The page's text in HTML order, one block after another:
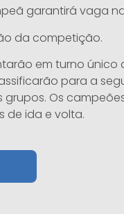
garantirá vaga
da competição.
em turno
para a
grupos. Os
de ida e volta.